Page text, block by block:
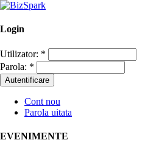
Login
Utilizator: *
Parola: *
Cont nou
Parola uitata
EVENIMENTE